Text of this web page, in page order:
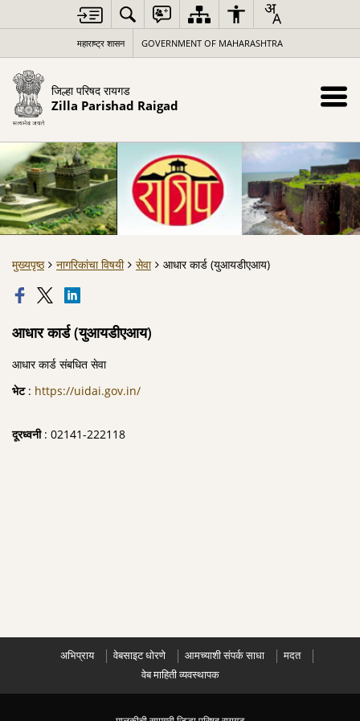
महाराष्ट्र शासन GOVERNMENT OF MAHARASHTRA
जिल्हा परिषद रायगड
Zilla Parishad Raigad
मुख्यपृष्ठ नागरिकांचा विषयी सेवा आधार कार्ड (युआयडीएआय)
आधार कार्ड (युआयडीएआय)
आधार कार्ड संबधित सेवा
भेट: https://uidai.gov.in/
दूरध्वनी: 02141-222118
अभिप्राय वेबसाइट धोरणे आमच्याशी संपर्क साधा
मदत
वेब माहिती व्यवस्थापक